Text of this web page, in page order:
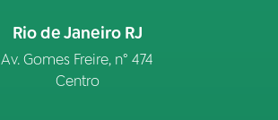
Rio de Janeiro RJ
Av. Gomes Freire, n° 474
Centro